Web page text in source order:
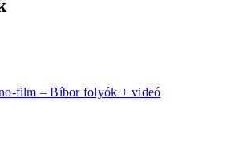
film – Bíbor folyók + videó